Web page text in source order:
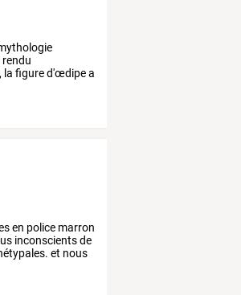
rendu
la figured'œdipea
en police marron
inconscientsde
et nous